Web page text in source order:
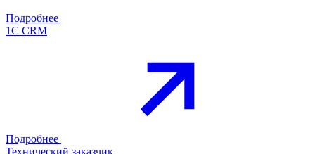
Подробнее
1С CRM
Подробнее
Технический заказчик